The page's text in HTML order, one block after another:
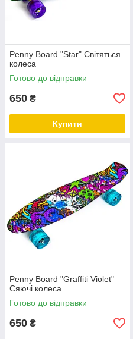
Penny Board "Star" Світяться
колеса
Готово до відправки
650 ₴
Купити
Penny Board "Graffiti Violet"
Сяючі колеса
Готово до відправки
650 ₴